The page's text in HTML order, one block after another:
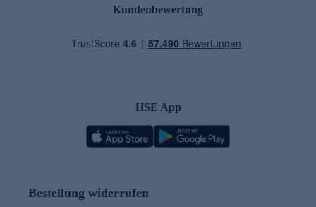
Kundenbewertung
HSE App
Bestellung widerrufen